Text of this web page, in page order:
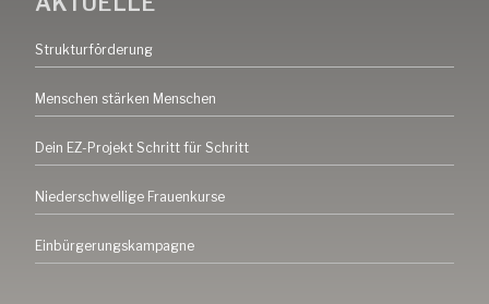
Strukturförderung
Menschen stärken Menschen
Dein EZ-Projekt Schritt für Schritt
Niederschwellige Frauenkurse
Einbürgerungskampagne